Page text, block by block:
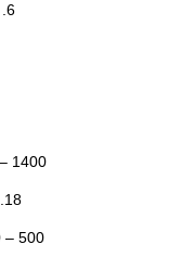
1400
500